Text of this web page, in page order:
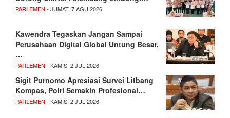
PARLEMEN - JUMAT, 7 AGU 2026
Kawendra Tegaskan Jangan Sampai
Perusahaan Digital Global Untung Besar,
…
PARLEMEN - KAMIS, 2 JUL 2026
Sigit Purnomo Apresiasi Survei Litbang
Kompas, Polri Semakin Profesional…
PARLEMEN - KAMIS, 2 JUL 2026